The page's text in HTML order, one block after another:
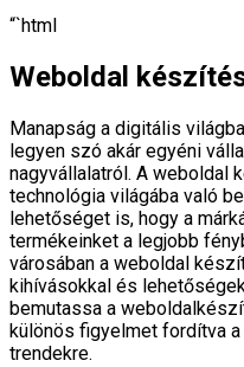
“`html
Weboldal
Manapság a digitális
legyen szó akár egyéni
nagyvállalatról. A weboldal
technológia világába való
lehetőséget is, hogy a
termékeinket a legjobb
városában a weboldal
kihívásokkal és
bemutassa a
különös figyelmet fordítva
trendekre.